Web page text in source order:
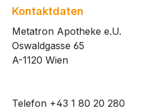
Kontaktdaten
Metatron Apotheke e.U.
Oswaldgasse 65
A-1120 Wien
Telefon +43 1 80 20 280